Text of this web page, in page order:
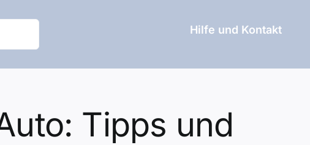
Hilfe und Kontakt
Tipps und